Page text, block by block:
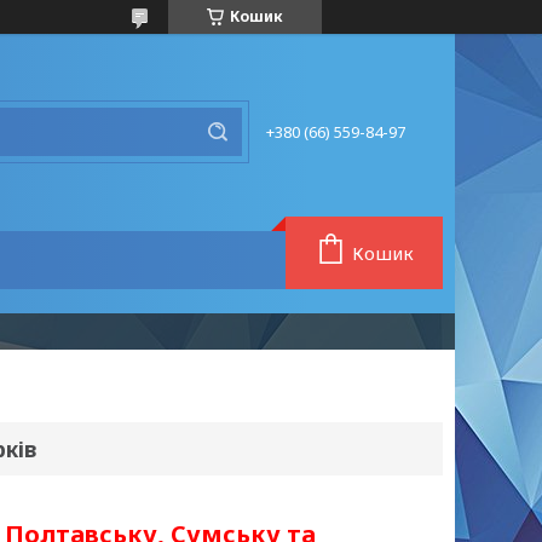
Кошик
+380 (66) 559-84-97
Кошик
Сумську та